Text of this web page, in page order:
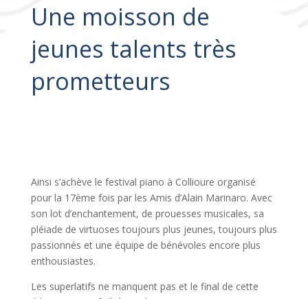
Une moisson de
jeunes talents très
prometteurs
Ainsi s’achève le festival piano à Collioure organisé
pour la 17ème fois par les Amis d’Alain Marinaro. Avec
son lot d’enchantement, de prouesses musicales, sa
pléiade de virtuoses toujours plus jeunes, toujours plus
passionnés et une équipe de bénévoles encore plus
enthousiastes.
Les superlatifs ne manquent pas et le final de cette